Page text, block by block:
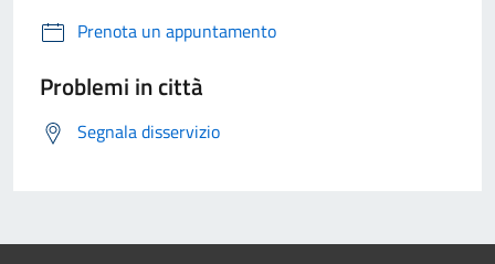
Prenota un appuntamento
Problemi in città
Segnala disservizio